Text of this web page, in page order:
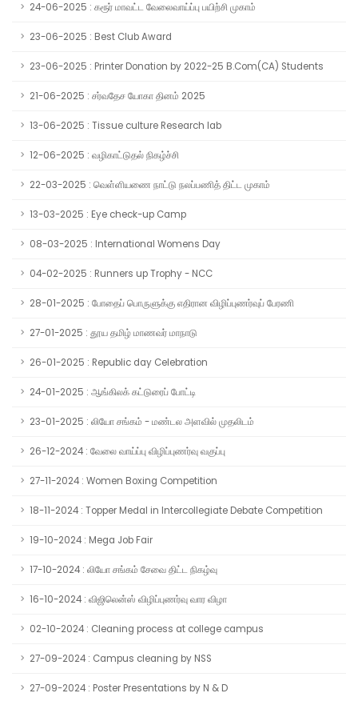
24-06-2025 : கரூர் மாவட்ட வேலைவாய்ப்பு பயிற்சி முகாம்
23-06-2025 : Best Club Award
23-06-2025 : Printer Donation by 2022-25 B.Com(CA) Students
21-06-2025 : சர்வதேச யோகா தினம் 2025
13-06-2025 : Tissue culture Research lab
12-06-2025 : வழிகாட்டுதல் நிகழ்ச்சி
22-03-2025 : வெள்ளியணை நாட்டு நலப்பணித் திட்ட முகாம்
13-03-2025 : Eye check-up Camp
08-03-2025 : International Womens Day
04-02-2025 : Runners up Trophy - NCC
28-01-2025 : போதைப் பொருளுக்கு எதிரான விழிப்புணர்வுப் பேரணி
27-01-2025 : தூய தமிழ் மாணவர் மாநாடு
26-01-2025 : Republic day Celebration
24-01-2025 : ஆங்கிலக் கட்டுரைப் போட்டி
23-01-2025 : லியோ சங்கம் - மண்டல அளவில் முதலிடம்
26-12-2024 : வேலை வாய்ப்பு விழிப்புணர்வு வகுப்பு
27-11-2024 : Women Boxing Competition
18-11-2024 : Topper Medal in Intercollegiate Debate Competition
19-10-2024 : Mega Job Fair
17-10-2024 : லியோ சங்கம் சேவை திட்ட நிகழ்வு
16-10-2024 : விஜிலென்ஸ் விழிப்புணர்வு வார விழா
02-10-2024 : Cleaning process at college campus
27-09-2024 : Campus cleaning by NSS
27-09-2024 : Poster Presentations by N & D